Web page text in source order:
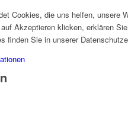
Cookies, die uns helfen,
Akzeptieren klicken, erklären
finden Sie in unserer